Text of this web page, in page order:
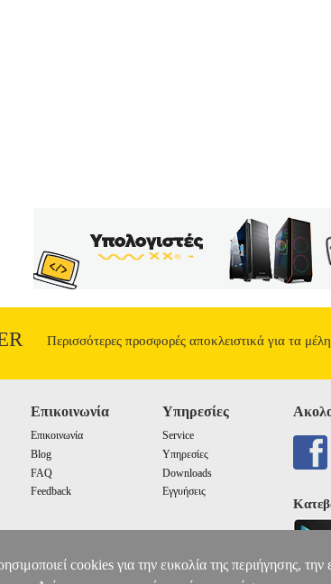
Περισσότερες προσφορές αποκλειστικά για τα
Επικοινωνία
Επικοινωνία
Blog
FAQ
Feedback
Υπηρεσίες
Service
Υπηρεσίες
Downloads
Εγγυήσεις
cookies για την ευκολία της περιήγησης,